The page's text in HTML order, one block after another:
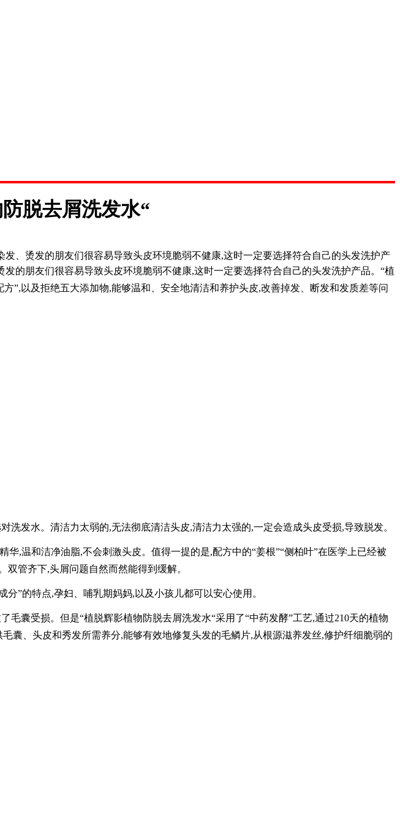
脱去屑洗发水“
、烫发的朋友们很容易导致头皮环境脆弱不健康,这时一定要选择符合自己的头发洗护产
的朋友们很容易导致头皮环境脆弱不健康,这时一定要选择符合自己的头发洗护产品。“植
”,以及拒绝五大添加物,能够温和、安全地清洁和养护头皮,改善掉发、断发和发质差等问
发水。清洁力太弱的,无法彻底清洁头皮,清洁力太强的,一定会造成头皮受损,导致脱发。
华,温和洁净油脂,不会刺激头皮。值得一提的是,配方中的“姜根”“侧柏叶”在医学上已经被
管齐下,头屑问题自然而然能得到缓解。
”的特点,孕妇、哺乳期妈妈,以及小孩儿都可以安心使用。
囊受损。但是“植脱辉影植物防脱去屑洗发水“采用了“中药发酵”工艺,通过210天的植物
囊、头皮和秀发所需养分,能够有效地修复头发的毛鳞片,从根源滋养发丝,修护纤细脆弱的